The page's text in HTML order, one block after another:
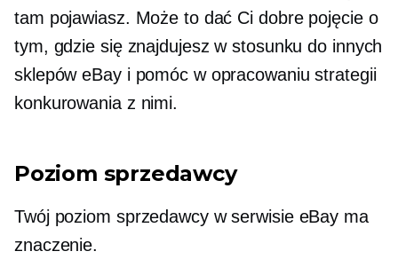
tam pojawiasz. Może to dać Ci dobre pojęcie o
tym, gdzie się znajdujesz w stosunku do innych
sklepów eBay i pomóc w opracowaniu strategii
konkurowania z nimi.
Poziom sprzedawcy
Twój poziom sprzedawcy w serwisie eBay ma
znaczenie.